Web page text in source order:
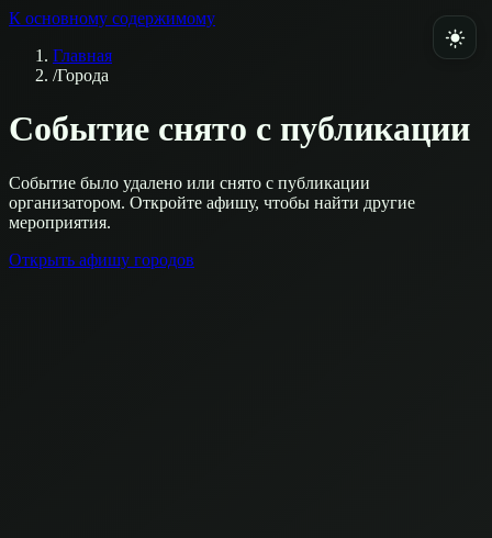
К основному содержимому
Главная
/Города
Событие снято с публикации
Событие было удалено или снято с публикации
организатором. Откройте афишу, чтобы найти другие
мероприятия.
Открыть афишу городов